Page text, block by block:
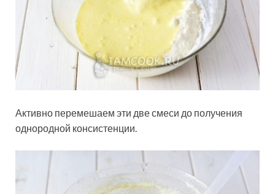
Активно перемешаем эти две смеси до получения
однородной консистенции.